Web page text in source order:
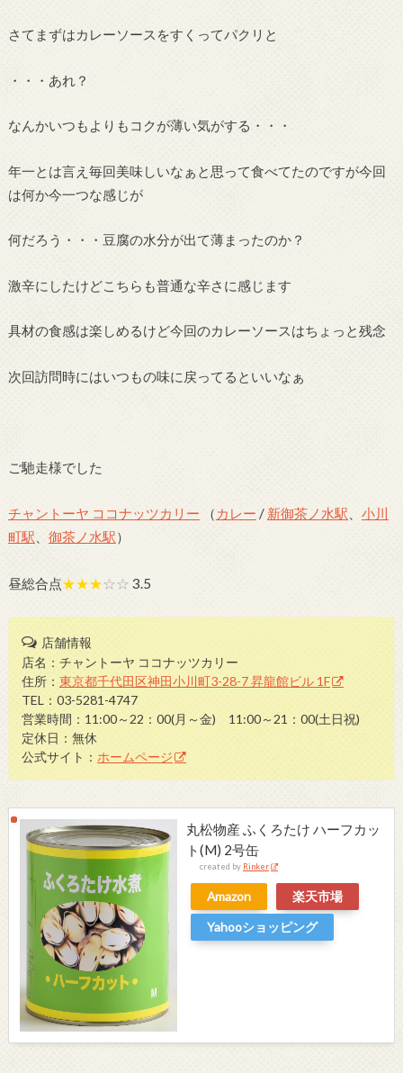
さてまずはカレーソースをすくってパクリと
・・・あれ？
なんかいつもよりもコクが薄い気がする・・・
年一とは言え毎回美味しいなぁと思って食べてたのですが今回
は何か今一つな感じが
何だろう・・・豆腐の水分が出て薄まったのか？
激辛にしたけどこちらも普通な辛さに感じます
具材の食感は楽しめるけど今回のカレーソースはちょっと残念
次回訪問時にはいつもの味に戻ってるといいなぁ
ご馳走様でした
チャントーヤ ココナッツカリー （ カレー / 新御茶ノ水駅
小川
町駅
御茶ノ水駅）
昼総合点★★★☆☆ 3.5
店舗情報
店名：チャントーヤ ココナッツカリー
住所：東京都千代田区神田小川町3-28-7 昇龍館ビル 1F
TEL：03-5281-4747
営業時間：11:00～22：00(月～金) 11:00～21：00(土日祝)
定休日：無休
公式サイト：ホームページ
丸松物産 ふくろたけ ハーフカッ
ト(M) 2号缶
created by Rinker
Amazon
楽天市場
Yahooショッピング